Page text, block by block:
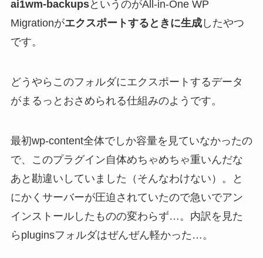
ai1wm-backupsというのがAll-in-One WP
Migrationがエクスポートするときに生成したやつ
です。
どうやらこのフォルダにエクスポートするデータ
がまるっとおさめられる仕組みのようです。
最初wp-content全体でしか容量を見ていなかったの
で、このプラグイン自体めちゃめちゃ重いんだな
あと勘違いしていました（そんなわけない）。と
にかくサーバーが圧迫されていたので急いでアン
インストールしたものの変わらず…。内訳を見た
らpluginsフォルダはぜんぜん軽かった…。